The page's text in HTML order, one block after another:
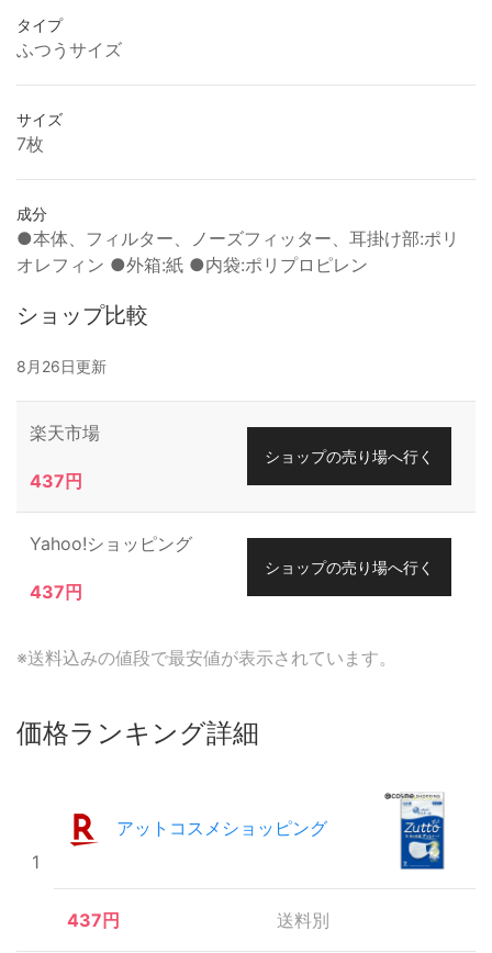
タイプ
ふつうサイズ
サイズ
7枚
成分
●本体、フィルター、ノーズフィッター、耳掛け部:ポリ
オレフィン ●外箱:紙 ●内袋:ポリプロピレン
ショップ比較
8月26日更新
楽天市場
437円
ショップの売り場へ行く
Yahoo!ショッピング
437円
ショップの売り場へ行く
※送料込みの値段で最安値が表示されています。
価格ランキング詳細
1
アットコスメショッピング
437円 送料別